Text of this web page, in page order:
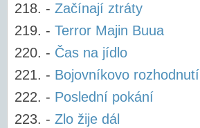
- Začínají ztráty
- Terror Majin Buua
- Čas na jídlo
- Bojovníkovo rozhodnutí
- Poslední pokání
- Zlo žije dál